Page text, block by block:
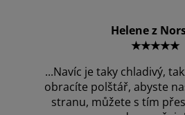
Helene z
★★★★★
...Navíc je taky chladivý,
obracíte polštář, abyste
stranu, můžete s tím